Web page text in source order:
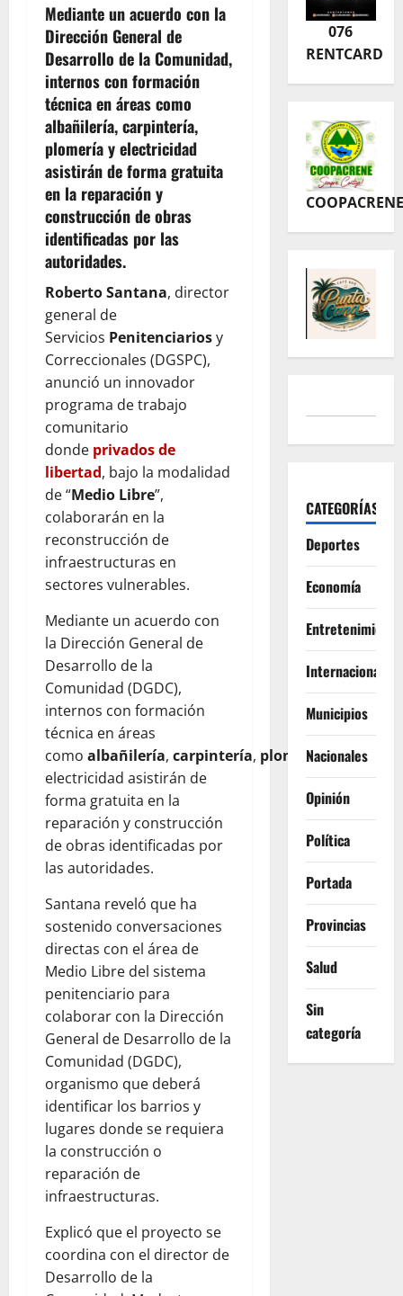
Mediante un acuerdo con la
Dirección General de
Desarrollo de la Comunidad,
internos con formación
técnica en áreas como
albañilería, carpintería,
plomería y electricidad
asistirán de forma gratuita
en la reparación y
construcción de obras
identificadas por las
autoridades.
Roberto Santana, director
general de
Servicios Penitenciariosy
Correccionales (DGSPC),
anunció un innovador
programa de trabajo
comunitario
donde privados de
libertad, bajo la modalidad
de “Medio Libre”,
colaborarán en la
reconstrucción de
infraestructuras en
sectores vulnerables.
Mediante un acuerdo con
la Dirección General de
Desarrollo de la
Comunidad (DGDC),
internos con formación
técnica en áreas
como albañilería, carpintería, plomeríay
electricidad asistirán de
forma gratuita en la
reparación y construcción
de obras identificadas por
las autoridades.
Santana reveló que ha
sostenido conversaciones
directas con el área de
Medio Libre del sistema
penitenciario para
colaborar con la Dirección
General de Desarrollo de la
Comunidad (DGDC),
organismo que deberá
identificar los barrios y
lugares donde se requiera
la construcción o
reparación de
infraestructuras.
Explicó que el proyecto se
coordina con el director de
Desarrollo de la
076
RENTCARD
COOPACRENE
CATEGORÍAS
Deportes
Economía
Entretenimiento
Internacionales
Municipios
Nacionales
Opinión
Política
Portada
Provincias
Salud
Sin
categoría